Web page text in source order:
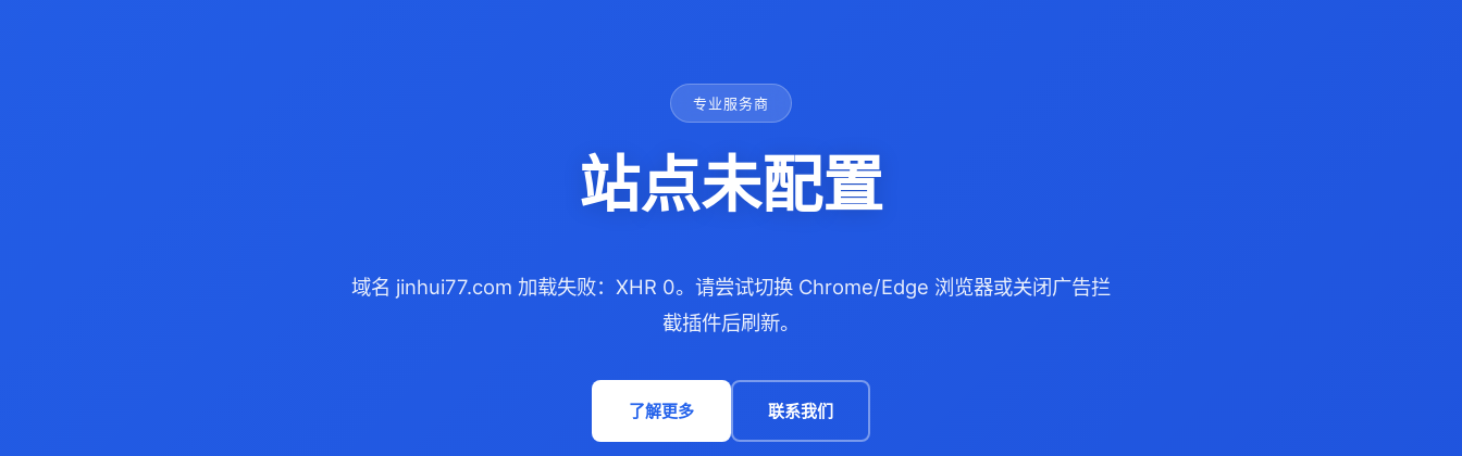
专业服务商
站点未配置
域名 jinhui77.com 加载失败：XHR 0。请尝试切换 Chrome/Edge 浏览器或关闭广告拦
截插件后刷新。
了解更多 联系我们